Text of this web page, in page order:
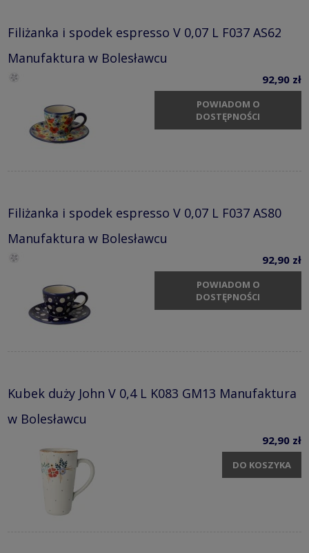
Filiżanka i spodek espresso V 0,07 L F037 AS62
Manufaktura w Bolesławcu
92,90 zł
POWIADOM O
DOSTĘPNOŚCI
Filiżanka i spodek espresso V 0,07 L F037 AS80
Manufaktura w Bolesławcu
92,90 zł
POWIADOM O
DOSTĘPNOŚCI
Kubek duży John V 0,4 L K083 GM13 Manufaktura
w Bolesławcu
92,90 zł
DO KOSZYKA